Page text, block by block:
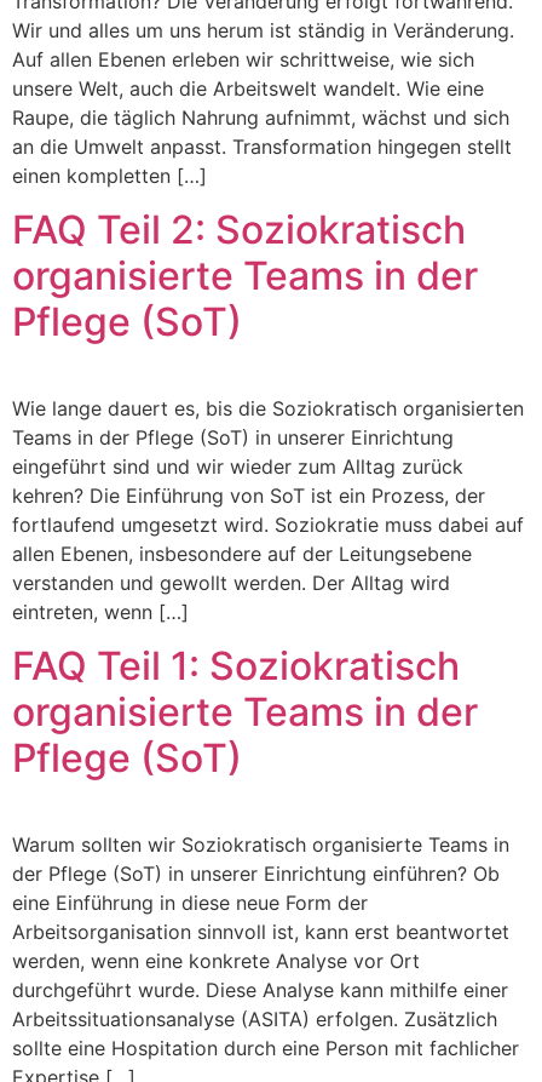
Wir und alles um uns herum ist ständig in Veränderung.
Auf allen Ebenen erleben wir schrittweise, wie sich
unsere Welt, auch die Arbeitswelt wandelt. Wie eine
Raupe, die täglich Nahrung aufnimmt, wächst und sich
an die Umwelt anpasst. Transformation hingegen stellt
einen kompletten […]
FAQ Teil 2: Soziokratisch
organisierte Teams in der
Pflege (SoT)
Wie lange dauert es, bis die Soziokratisch organisierten
Teams in der Pflege (SoT) in unserer Einrichtung
eingeführt sind und wir wieder zum Alltag zurück
kehren? Die Einführung von SoT ist ein Prozess, der
fortlaufend umgesetzt wird. Soziokratie muss dabei auf
allen Ebenen, insbesondere auf der Leitungsebene
verstanden und gewollt werden. Der Alltag wird
eintreten, wenn […]
FAQ Teil 1: Soziokratisch
organisierte Teams in der
Pflege (SoT)
Warum sollten wir Soziokratisch organisierte Teams in
der Pflege (SoT) in unserer Einrichtung einführen? Ob
eine Einführung in diese neue Form der
Arbeitsorganisation sinnvoll ist, kann erst beantwortet
werden, wenn eine konkrete Analyse vor Ort
durchgeführt wurde. Diese Analyse kann mithilfe einer
Arbeitssituationsanalyse (ASITA) erfolgen. Zusätzlich
sollte eine Hospitation durch eine Person mit fachlicher